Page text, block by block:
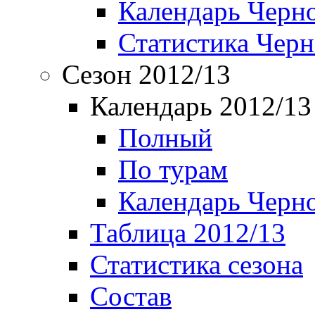
Календарь
Статистика
Сезон 2012/13
Календарь 2012/13
Полный
По турам
Календарь
Таблица 2012/13
Статистика сезона
Состав